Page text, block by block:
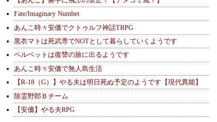
Fate/Imaginary Numbet
あんこ時々安価でクトゥルフ神話TRPG
黒衣マトは死武専でNOTとして暮らしていくようです
ベルベットは復讐の旅に出るようです
あんこ時々安価で無人島生活
【R-18（G）】やる夫は明日死ぬ予定のようです【現代異能】
除霊野郎Ｂチーム
【安価】やる夫RPG